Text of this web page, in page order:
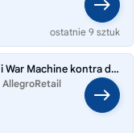
ostatnie 9 sztuk
LEGO Marvel Iron Man i War Machine kontra drony Hammera 76320
AllegroRetail